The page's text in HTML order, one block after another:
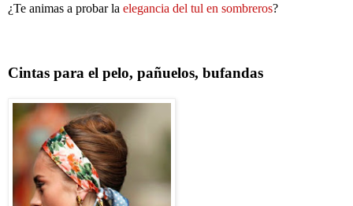
¿Te animas a probar la elegancia del tul en sombreros?
Cintas para el pelo, pañuelos, bufandas